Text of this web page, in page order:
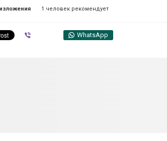
1 человек рекомендует
WhatsApp